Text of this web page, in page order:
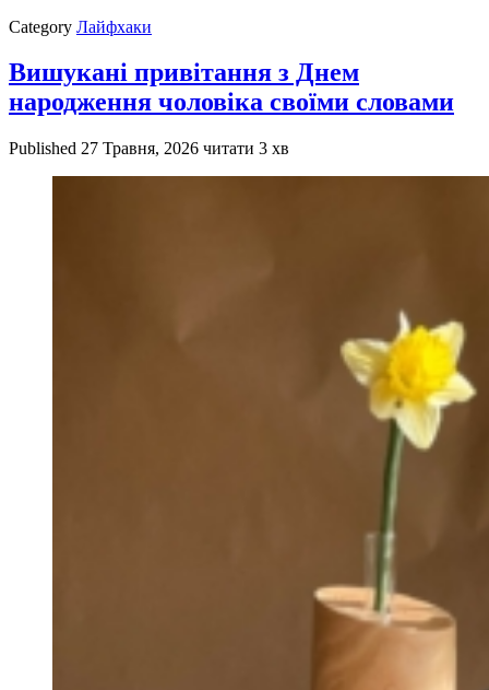
Category Лайфхаки
Вишукані привітання з Днем
народження чоловіка своїми словами
Published 27 Травня, 2026 читати 3 хв